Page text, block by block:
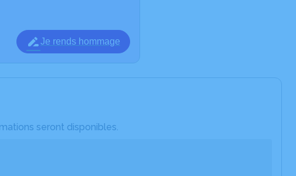
Je rends hommage
seront disponibles.